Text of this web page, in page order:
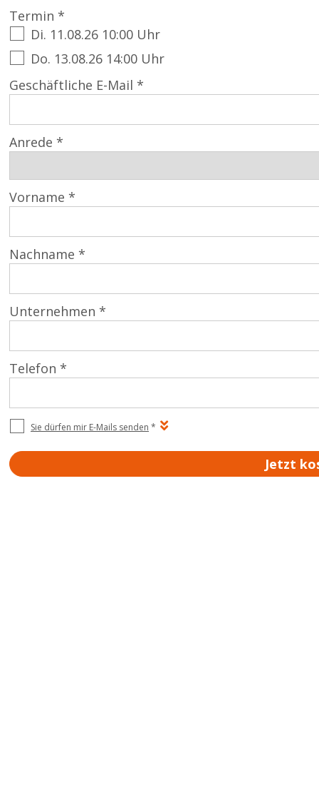
Termin *
Di. 11.08.26 10:00 Uhr
Do. 13.08.26 14:00 Uhr
Geschäftliche E-Mail *
Anrede *
Vorname *
Nachname *
Unternehmen *
Telefon *
Sie dürfen mir E-Mails senden *
Jetzt